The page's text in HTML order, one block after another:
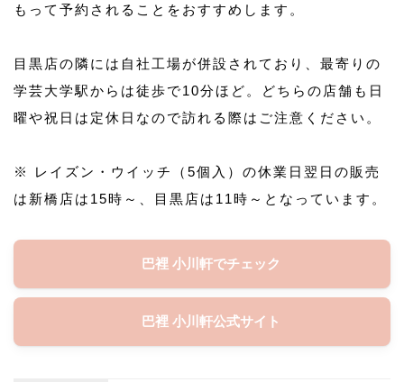
もって予約されることをおすすめします。
目黒店の隣には自社工場が併設されており、最寄りの
学芸大学駅からは徒歩で10分ほど。どちらの店舗も日
曜や祝日は定休日なので訪れる際はご注意ください。
※ レイズン・ウイッチ（5個入）の休業日翌日の販売
は新橋店は15時～、目黒店は11時～となっています。
巴裡 小川軒でチェック
巴裡 小川軒公式サイト